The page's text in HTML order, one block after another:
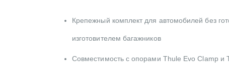
Крепежный комплект для автомобилей без
изготовителем багажников
Совместимость с опорами Thule Evo Clamp и